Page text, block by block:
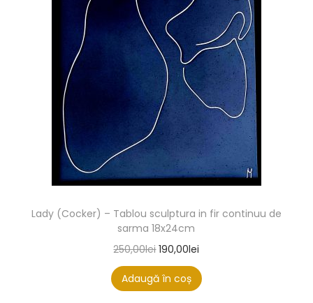
Lady (Cocker) – Tablou sculptura in fir continuu de
sarma 18x24cm
250,00lei 190,00lei
Adaugă în coș